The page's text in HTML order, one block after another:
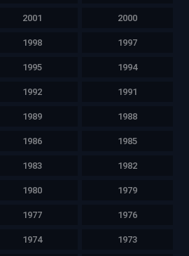
2001 2000
1998 1997
1995 1994
1992 1991
1989 1988
1986 1985
1983 1982
1980 1979
1977 1976
1974 1973